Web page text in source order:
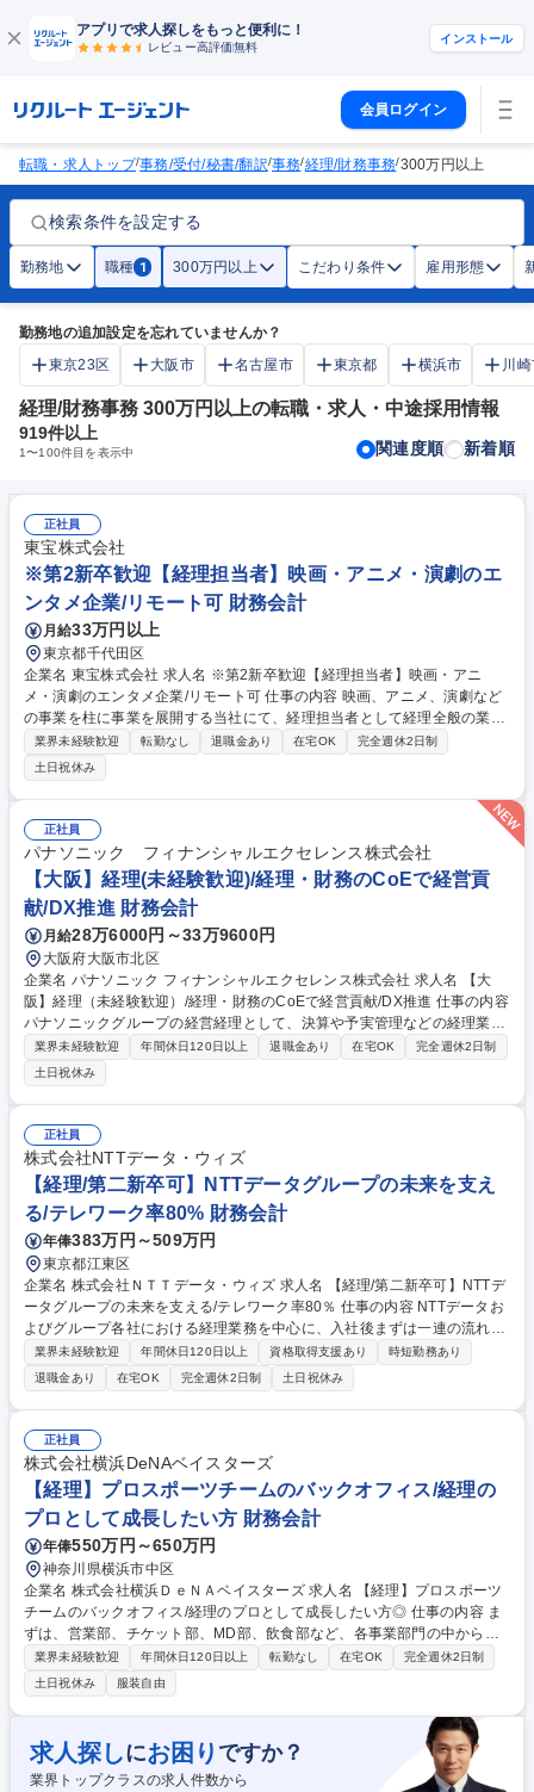
アプリで求人探しをもっと便利に！
レビュー高評価無料
インストール
会員ログイン
転職・求人トップ/事務/受付/秘書/翻訳/事務/経理/財務事務/300万円以上
検索条件を設定する
勤務地 職種 1 300万円以上 こだわり条件 雇用形態
勤務地の追加設定を忘れていませんか？
東京23区
大阪市 名古屋市 東京都 横浜市 川
経理/財務事務 300万円以上の転職・求人・中途採用情報
919件以上
1〜100件目を表示中 関連度順 新着順
正社員
東宝株式会社
※第2新卒歓迎【経理担当者】映画・アニメ・演劇のエ
ンタメ企業/リモート可 財務会計
月給33万円以上
東京都千代田区
企業名 東宝株式会社 求人名 ※第2新卒歓迎【経理担当者】映画・アニ
メ・演劇のエンタメ企業/リモート可 仕事の内容 映画、アニメ、演劇など
の事業を柱に事業を展開する当社にて、経理担当者として経理全般の業務
をお任せします。 【具体的には】 ・各本部の損益計算および分析業務、
支払手続、経費精算システムにかかる業務 ・経営情報管理システムの帳簿
利用にかかる統括業務 ・決算業務や開示請求業務 等 募集職種 ※第2新卒
歓迎【経理担当者】映画・アニメ・演劇のエンタメ企業/リモート可
業界未経験歓迎 転勤なし 退職金あり 在宅OK
完全週休2日制
土日祝休み
正社員
パナソニック フィナンシャルエクセレンス株式会社
【大阪】経理(未経験歓迎)/経理・財務のCoEで経営貢
献/DX推進 財務会計
月給28万6000円～33万9600円
大阪府大阪市北区
企業名 パナソニック フィナンシャルエクセレンス株式会社 求人名 【大
阪】経理（未経験歓迎）/経理・財務のCoEで経営貢献/DX推進 仕事の内容
パナソニックグループの経営経理として、決算や予実管理などの経理業務
から、ＤＸ・ＡＩを活用した業務プロセス改善、経営管理の支援まで幅広
く担当。 ・経理・会計業務（決算、工場会計、予実・資金管理等） ・業
務プロセス改善（ＤＸ・ＡＩ活用の業務効率化） ・事業戦略支援（目標策
定の基礎業務等） ・内部統制、経営分析、経営管理など 専門性を高めな
がら、業務改善や周囲との連携においてリーダーシップを発揮し、将来的
にはチームを牽引する役割を担っていただきます。 募集職種 【大阪】経
理（未経験歓迎）/経理・財務のCoEで経営貢献/DX推進
業界未経験歓迎 年間休日120日以上 退職金あり 在宅OK
完全週休2日制
土日祝休み
正社員
株式会社NTTデータ・ウィズ
【経理/第二新卒可】NTTデータグループの未来を支え
る/テレワーク率80% 財務会計
年俸383万円～509万円
東京都江東区
企業名 株式会社ＮＴＴデータ・ウィズ 求人名 【経理/第二新卒可】NTTデ
ータグループの未来を支える/テレワーク率80％ 仕事の内容 NTTデータお
よびグループ各社における経理業務を中心に、入社後まずは一連の流れを
把握していただくため、配属担当先の業務を一通りご経験いただきます。
■各種審査(受注計上/請求/支払/振替等)及び関連業務 ■債権、固定資産等の
残高管理業務 ■月次/四半期/年次決算締め、決算報告関連業務 ■年度末計算
書類作成(国内グループ会社向け) ■事業部門等からの問い合わせ対応、助
言指導 ■会計、SOX監査対応 ■経理プロセスの標準化・効率化(RPAや生成
AI等のテクノロジー活用、マニュアル等の整備更新) 募集職種 【経理/第二
新卒可】NTTデータグループの未来を支える/テレワーク率80％
業界未経験歓迎 年間休日120日以上 資格取得支援あり
時短勤務あり
退職金あり
在宅OK 完全週休2日制 土日祝休み
正社員
株式会社横浜DeNAベイスターズ
【経理】プロスポーツチームのバックオフィス/経理の
プロとして成長したい方 財務会計
年俸550万円～650万円
神奈川県横浜市中区
企業名 株式会社横浜ＤｅＮＡベイスターズ 求人名 【経理】プロスポーツ
チームのバックオフィス/経理のプロとして成長したい方◎ 仕事の内容 ま
ずは、営業部、チケット部、MD部、飲食部など、各事業部門の中から担
当部門をいくつかお持ちいただき、部門の担当者と寄り添いながら担当部
門の月次決算を一貫して担当します。 ◆具体的な業務 ・決算業務 (月次、
年次) ・社内の決算業務インフラの構築など業務フローの改善 ・連結決算
及び親会社への決算報告 ・その他、球団及び連結子会社の経理/税務全般
募集職種 【経理】プロスポーツチームのバックオフィス/経理のプロとし
て成長したい方◎
業界未経験歓迎 年間休日120日以上 転勤なし 在宅OK
完全週休2日制
土日祝休み
服装自由
求人探しにお困り ですか？
業界トップクラスの求人件数から